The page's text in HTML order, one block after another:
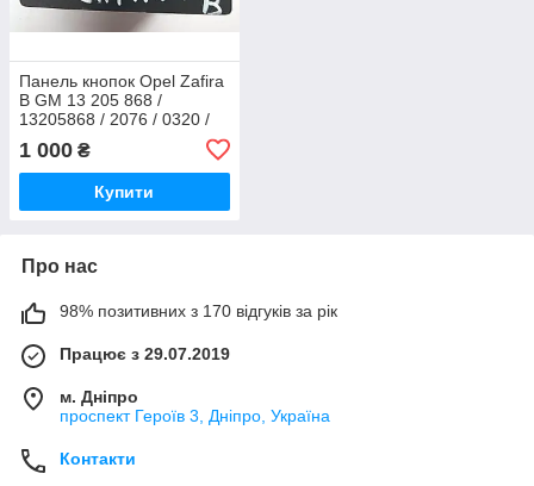
Панель кнопок Opel Zafira
B GM 13 205 868 /
13205868 / 2076 / 0320 /
LK04060100B
1 000 ₴
Купити
Про нас
98% позитивних з 170 відгуків за рік
Працює з 29.07.2019
м. Дніпро
проспект Героїв 3, Дніпро, Україна
Контакти